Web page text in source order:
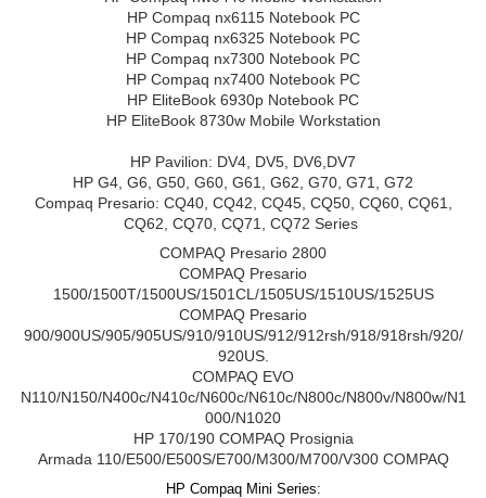
HP Compaq nx6115 Notebook PC
HP Compaq nx6325 Notebook PC
HP Compaq nx7300 Notebook PC
HP Compaq nx7400 Notebook PC
HP EliteBook 6930p Notebook PC
HP EliteBook 8730w Mobile Workstation
HP Pavilion: DV4, DV5, DV6,DV7
HP G4, G6, G50, G60, G61, G62, G70, G71, G72
Compaq Presario: CQ40, CQ42, CQ45, CQ50, CQ60, CQ61,
CQ62, CQ70, CQ71, CQ72 Series
COMPAQ Presario 2800
COMPAQ Presario
1500/1500T/1500US/1501CL/1505US/1510US/1525US
COMPAQ Presario
900/900US/905/905US/910/910US/912/912rsh/918/918rsh/920/
920US.
COMPAQ EVO
N110/N150/N400c/N410c/N600c/N610c/N800c/N800v/N800w/N1
000/N1020
HP 170/190 COMPAQ Prosignia
Armada 110/E500/E500S/E700/M300/M700/V300 COMPAQ
HP Compaq Mini Series: